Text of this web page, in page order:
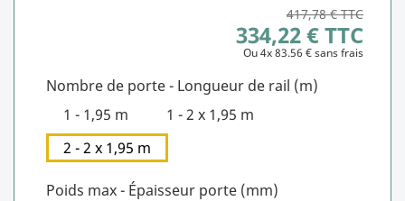
417,78 € TTC
334,22 € TTC
Ou 4x 83.56 € sans frais
Nombre de porte - Longueur de rail (m)
1 - 1,95 m
1 - 2 x 1,95 m
2 - 2 x 1,95 m
Poids max - Épaisseur porte (mm)